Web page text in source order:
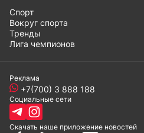
Спорт
Вокруг спорта
Тренды
Лига чемпионов
Реклама
+7(700) 3 888 188
Социальные сети
Скачать наше приложение новостей